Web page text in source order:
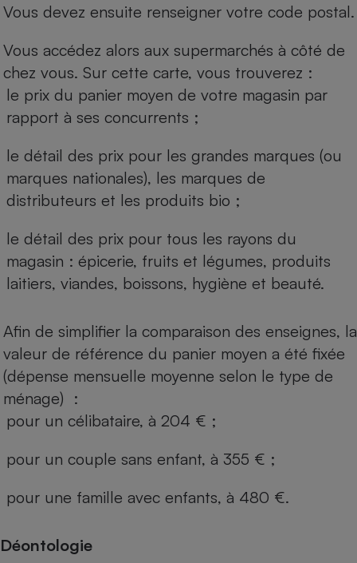
Vous devez ensuite renseigner votre code postal.
Vous accédez alors aux supermarchés à côté de
chez vous. Sur cette carte, vous trouverez :
le prix du panier moyen de votre magasin par
rapport à ses concurrents ;
le détail des prix pour les grandes marques (ou
marques nationales), les marques de
distributeurs et les produits bio ;
le détail des prix pour tous les rayons du
magasin : épicerie, fruits et légumes, produits
laitiers, viandes, boissons, hygiène et beauté.
Afin de simplifier la comparaison des enseignes, la
valeur de référence du panier moyen a été fixée
(dépense mensuelle moyenne selon le type de
ménage) :
pour un célibataire, à 204 € ;
pour un couple sans enfant, à 355 € ;
pour une famille avec enfants, à 480 €.
Déontologie